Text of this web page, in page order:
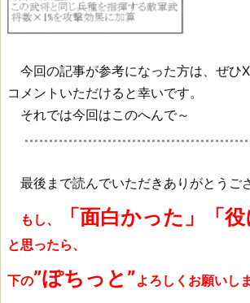
今回の記事が参考になった方は、ぜひ
コメントいただけると幸いです。
それでは今回はこのへんで～
最後まで読んでいただきありがとうご
もし、 「面白かった」「役
と思ったら、
下の”ぽちっと”よろしくお願いし